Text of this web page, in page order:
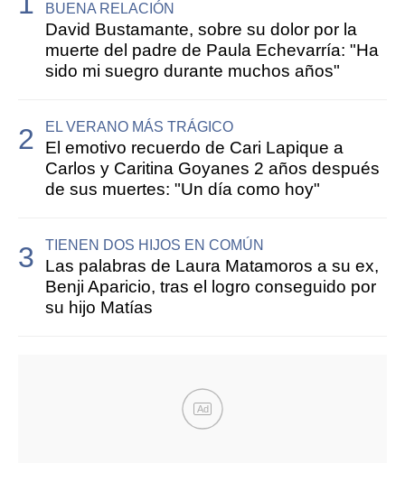
BUENA RELACIÓN
David Bustamante, sobre su dolor por la
muerte del padre de Paula Echevarría: "Ha
sido mi suegro durante muchos años"
EL VERANO MÁS TRÁGICO
El emotivo recuerdo de Cari Lapique a
Carlos y Caritina Goyanes 2 años después
de sus muertes: "Un día como hoy"
TIENEN DOS HIJOS EN COMÚN
Las palabras de Laura Matamoros a su ex,
Benji Aparicio, tras el logro conseguido por
su hijo Matías
Ad